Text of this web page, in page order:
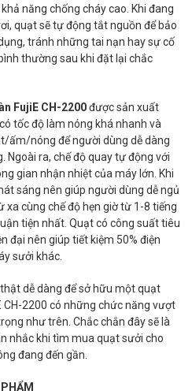
năng chống cháy cao. Khi đang
quạt sẽ tự động tắt nguồn để bảo
tránh những tai nạn hay sự cố
thường sau khi đặt lại chắc
FujiE CH-2200được sản xuất
tốc độ làm nóng khá nhanh và
ấm/nóng để người dùng dễ dàng
Ngoài ra, chế độ quay tự động với
gian nhận nhiệt của máy lớn. Khi
sáng nên giúp người dùng dễ ngủ
xa cùng chế độ hẹn giờ từ 1-8 tiếng
tiện nhất. Quạt có công suất tiêu
đại nên giúp tiết kiệm 50% điện
sưởi khác.
dễ dàng để sở hữu một quạt
CH-2200 có những chức năng vượt
như trên. Chắc chắn đây sẽ là
nhắc khi tìm mua quạt sưởi cho
đang đến gần.